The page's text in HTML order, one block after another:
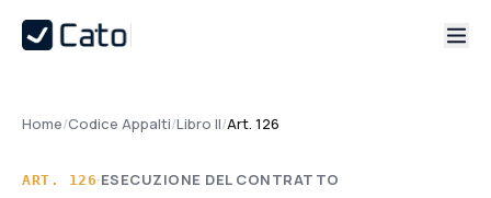
Home/Codice Appalti/Libro II/Art. 126
ART. 126·ESECUZIONE DEL CONTRATTO